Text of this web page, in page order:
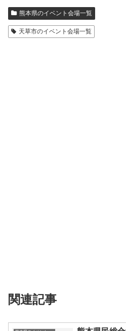
熊本県のイベント会場一覧
天草市のイベント会場一覧
関連記事